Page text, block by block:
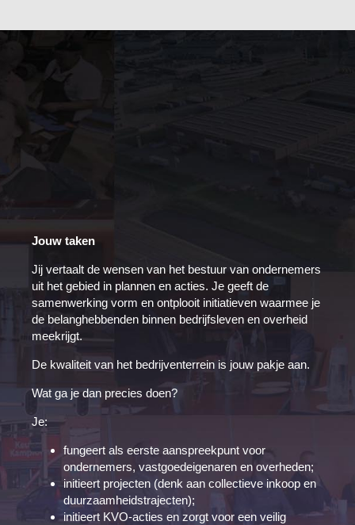
Jouw taken
Jij vertaalt de wensen van het bestuur van ondernemers
uit het gebied in plannen en acties. Je geeft de
samenwerking vorm en ontplooit initiatieven waarmee je
de belanghebbenden binnen bedrijfsleven en overheid
meekrijgt.
De kwaliteit van het bedrijventerrein is jouw pakje aan.
Wat ga je dan precies doen?
Je:
fungeert als eerste aanspreekpunt voor
ondernemers, vastgoedeigenaren en overheden;
initieert projecten (denk aan collectieve inkoop en
duurzaamheidstrajecten);
initieert KVO-acties en zorgt voor een veilig